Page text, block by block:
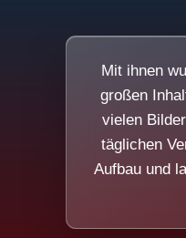
Mit ihnen
großen
vielen
täglichen
Aufbau und